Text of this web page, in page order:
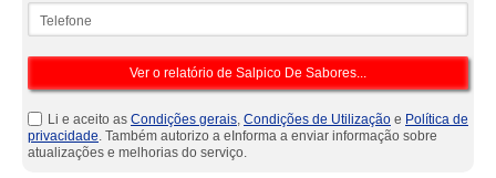
Li e aceito as Condições gerais, Condições de Utilização e Política de
privacidade. Também autorizo a eInforma a enviar informação sobre
atualizações e melhorias do serviço.